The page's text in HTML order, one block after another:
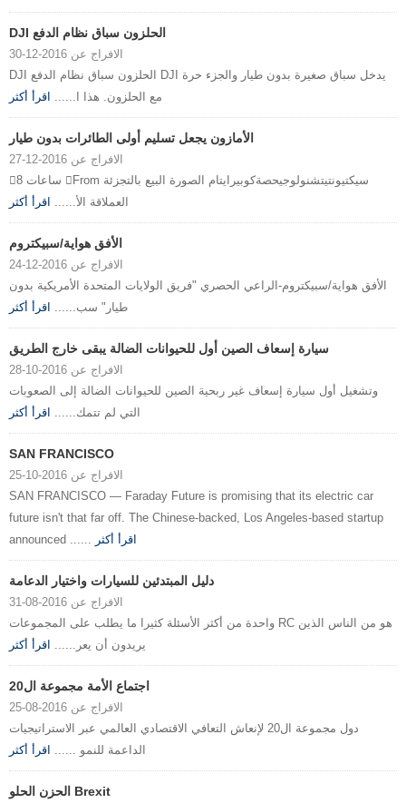
DJI الحلزون سباق نظام الدفع
الافراج عن 2016-12-30
DJI الحلزون سباق نظام الدفع DJI يدخل سباق صغيرة بدون طيار والجزء حرة
مع الحلزون. هذا ا...... اقرأ أكثر
الأمازون يجعل تسليم أولى الطائرات بدون طيار
الافراج عن 2016-12-27
8 ساعات From سيكتيونتيتشنولوجيحصةكوبيرايتام الصورة البيع بالتجزئة
العملاقة الأ...... اقرأ أكثر
الأفق هواية/سبيكتروم
الافراج عن 2016-12-24
الأفق هواية/سبيكتروم-الراعي الحصري "فريق الولايات المتحدة الأمريكية بدون
طيار" سب...... اقرأ أكثر
سيارة إسعاف الصين أول للحيوانات الضالة يبقى خارج الطريق
الافراج عن 2016-10-28
وتشغيل أول سيارة إسعاف غير ربحية الصين للحيوانات الضالة إلى الصعوبات
التي لم تتمك...... اقرأ أكثر
SAN FRANCISCO
الافراج عن 2016-10-25
SAN FRANCISCO — Faraday Future is promising that its electric car
future isn't that far off. The Chinese-backed, Los Angeles-based startup
announced ...... اقرأ أكثر
دليل المبتدئين للسيارات واختيار الدعامة
الافراج عن 2016-08-31
واحدة من أكثر الأسئلة كثيرا ما يطلب على المجموعات RC هو من الناس الذين
يريدون أن يعر...... اقرأ أكثر
اجتماع الأمة مجموعة ال20
الافراج عن 2016-08-25
دول مجموعة ال20 لإنعاش التعافي الاقتصادي العالمي عبر الاستراتيجيات
الداعمة للنمو ...... اقرأ أكثر
الحزن الحلو Brexit